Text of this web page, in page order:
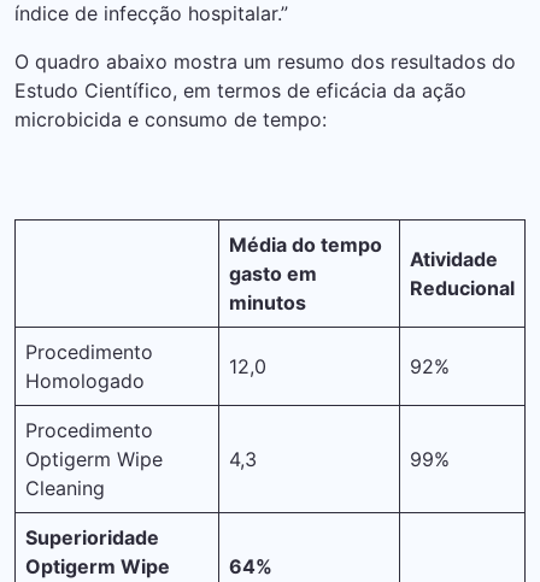
índice de infecção hospitalar.”
O quadro abaixo mostra um resumo dos resultados do
Estudo Científico, em termos de eficácia da ação
microbicida e consumo de tempo:
Média do tempo
gasto em
minutos
Atividade
Reducional
Procedimento
Homologado
12,0 92%
Procedimento
Optigerm Wipe
Cleaning
4,3 99%
Superioridade
Optigerm Wipe
64%